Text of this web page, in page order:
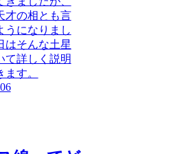
才の相とも言
うになりまし
はそんな土星
て詳しく説明
ます。